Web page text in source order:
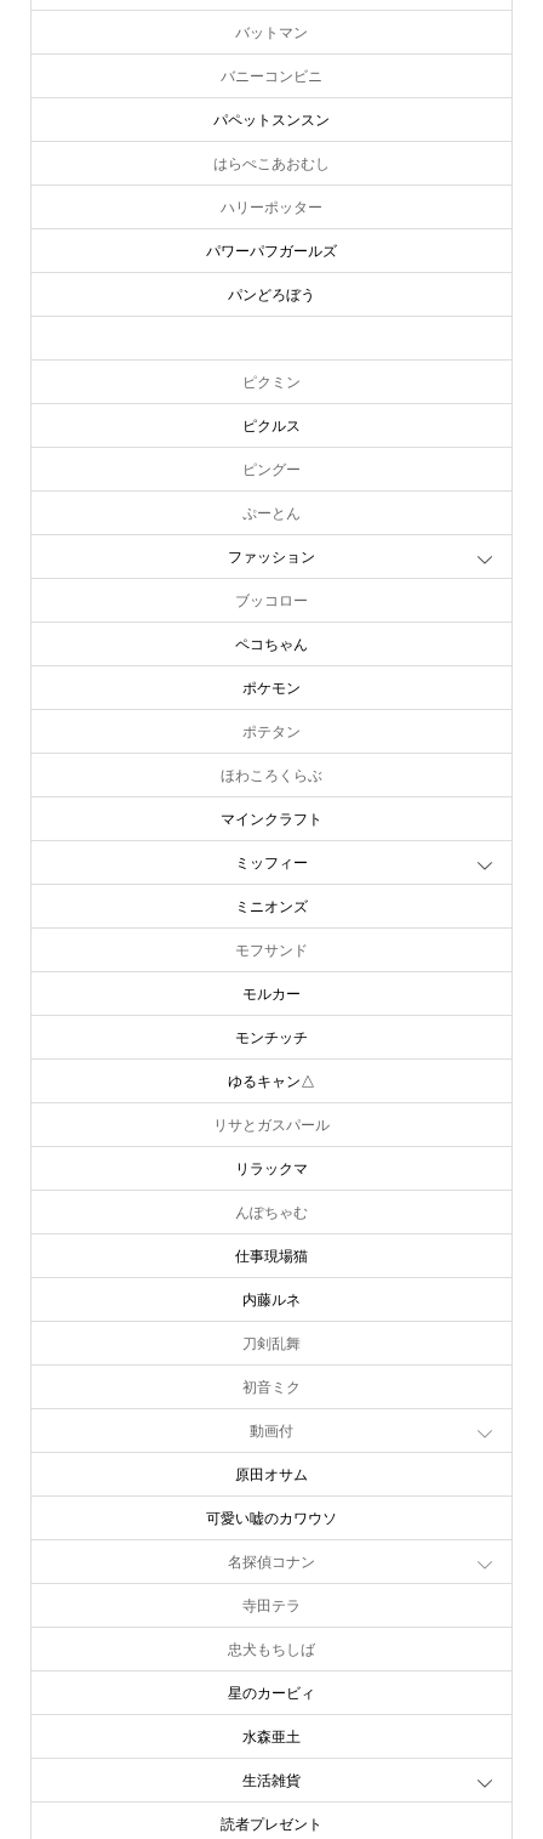
バットマン
バニーコンビニ
パペットスンスン
はらぺこあおむし
ハリーポッター
パワーパフガールズ
パンどろぼう
ピクミン
ピクルス
ピングー
ぷーとん
ファッション
ブッコロー
ペコちゃん
ポケモン
ポテタン
ほわころくらぶ
マインクラフト
ミッフィー
ミニオンズ
モフサンド
モルカー
モンチッチ
ゆるキャン△
リサとガスパール
リラックマ
んぽちゃむ
仕事現場猫
内藤ルネ
刀剣乱舞
初音ミク
動画付
原田オサム
可愛い嘘のカワウソ
名探偵コナン
寺田テラ
忠犬もちしば
星のカービィ
水森亜土
生活雑貨
読者プレゼント